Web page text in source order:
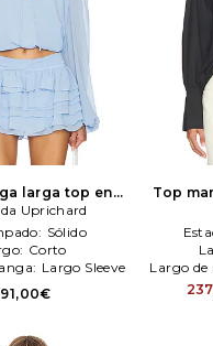
larga top en
Amanda
Uprichard
Sólido
Corto
Largo Sleeve
Top
Largo